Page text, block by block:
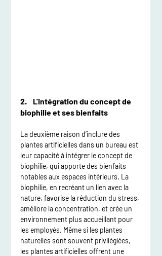
2.    L'intégration du concept de
biophilie et ses bienfaits
La deuxième raison d’inclure des
plantes artificielles dans un bureau est
leur capacité à intégrer le concept de
biophilie, qui apporte des bienfaits
notables aux espaces intérieurs. La
biophilie, en recréant un lien avec la
nature, favorise la réduction du stress,
améliore la concentration, et crée un
environnement plus accueillant pour
les employés. Même si les plantes
naturelles sont souvent privilégiées,
les plantes artificielles offrent une